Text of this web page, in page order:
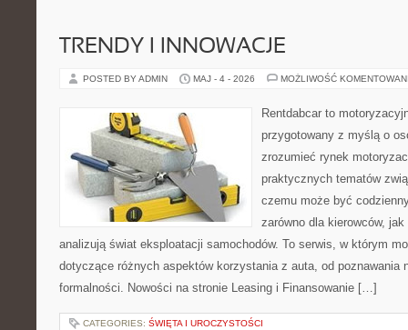
TRENDY I INNOWACJE
POSTED BY ADMIN MAJ - 4 - 2026 MOŻLIWOŚĆ
Rentdabcar to
przygotowany z myślą o
zrozumieć rynek
praktycznych tematów
czemu może być
zarówno dla kierowców,
analizują świat eksploatacji samochodów. To serwis, w którym
dotyczące różnych aspektów korzystania z auta, od poznawania
formalności. Nowości na stronie Leasing i Finansowanie […]
CATEGORIES: ŚWIĘTA I UROCZYSTOŚCI